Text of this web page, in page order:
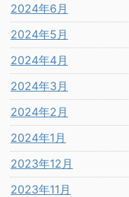
2024年6月
2024年5月
2024年4月
2024年3月
2024年2月
2024年1月
2023年12月
2023年11月